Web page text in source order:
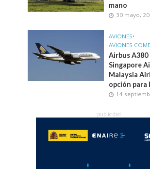
mano
30 mayo,
AVIONES•
AVIONES
Airbus A380
Singapore
Malaysia
opción para
14